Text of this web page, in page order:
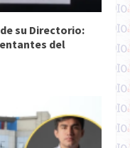
su Directorio:
del